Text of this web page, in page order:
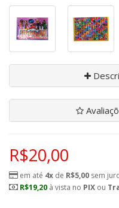
R$20,00
em até 4x de R$5,00 sem
R$19,20 à vista no PIX ou